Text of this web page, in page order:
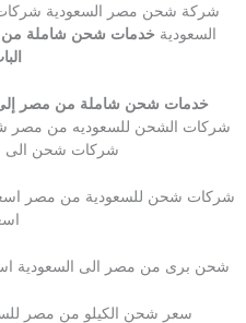
شركة شحن مصر السعودية
السعودية خدمات شحن شاملة من
خدمات شحن شاملة من مصر إلى
شركات الشحن للسعوديه من مصر
شركات شحن الى
شركات شحن للسعودية من مصر
شحن برى من مصر الى السعودية
سعر شحن الكيلو من مصر